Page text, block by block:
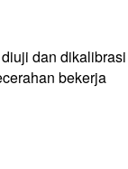
dan dikalibrasi
bekerja